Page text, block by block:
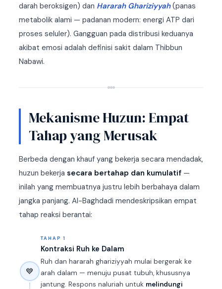
darah beroksigen) dan Hararah Ghariziyyah(panas
metabolik alami — padanan modern: energi ATP dari
proses seluler). Gangguan pada distribusi keduanya
akibat emosi adalah definisi sakit dalam Thibbun
Nabawi.
Mekanisme Huzun: Empat
Tahap yang Merusak
Berbeda dengan khauf yang bekerja secara mendadak,
huzun bekerja secara bertahap dan kumulatif —
inilah yang membuatnya justru lebih berbahaya dalam
jangka panjang. Al-Baghdadi mendeskripsikan empat
tahap reaksi berantai:
💙
TAHAP 1
Kontraksi Ruh ke Dalam
Ruh dan hararah ghariziyyah mulai bergerak ke
arah dalam — menuju pusat tubuh, khususnya
jantung. Respons naluriah untuk melindungi